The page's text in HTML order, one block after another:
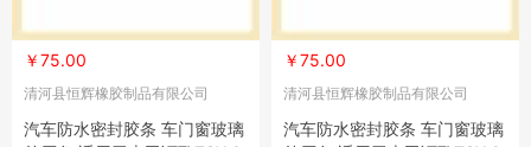
￥75.00
清河县恒辉橡胶制品有限公司
汽车防水密封胶条 车门窗玻璃
￥75.00
清河县恒辉橡胶制品有限公司
汽车防水密封胶条 车门窗玻璃